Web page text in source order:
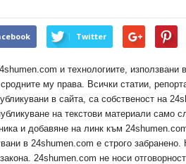
Twitter
и технологиите, използвани
му права. Всички статии,
в сайта, са собственост на
на текстови материали само
и добавяне на линк към
в 24shumen.com е строго
24shumen.com не носи